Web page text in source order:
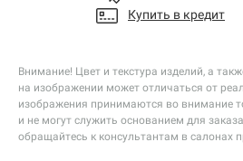
Купить в кредит
Внимание! Цвет и текстура изделий, а
на изображении может отличаться от
изображения принимаются во внимание
и не могут служить основанием для
обращайтесь к консультантам в салонах